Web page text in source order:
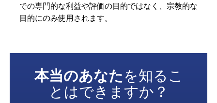
での専門的な利益や評価の目的ではなく、宗教的な
目的にのみ使用されます。
本当のあなたを知るこ
とはできますか？